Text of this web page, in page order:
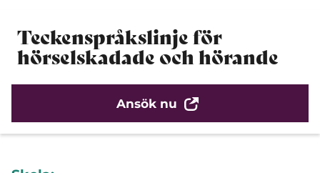
Teckenspråkslinje för
hörselskadade och hörande
Ansök nu